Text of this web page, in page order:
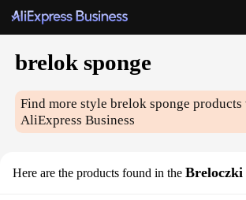
brelok sponge
Find more stylebrelok sponge products
AliExpress Business
Here are the products found in the Breloczki